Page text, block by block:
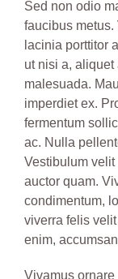
Sed non odio
faucibus metus.
lacinia porttitor
ut nisi a, aliquet
malesuada.
imperdiet ex.
fermentum
ac. Nulla
Vestibulum
auctor quam.
condimentum,
viverra felis
enim,
Vivamus